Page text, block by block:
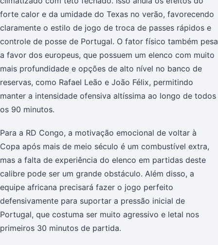
forte calor e da umidade do Texas no verão, favorecendo
claramente o estilo de jogo de troca de passes rápidos e
controle de posse de Portugal. O fator físico também pesa
a favor dos europeus, que possuem um elenco com muito
mais profundidade e opções de alto nível no banco de
reservas, como Rafael Leão e João Félix, permitindo
manter a intensidade ofensiva altíssima ao longo de todos
os 90 minutos.
Para a RD Congo, a motivação emocional de voltar à
Copa após mais de meio século é um combustível extra,
mas a falta de experiência do elenco em partidas deste
calibre pode ser um grande obstáculo. Além disso, a
equipe africana precisará fazer o jogo perfeito
defensivamente para suportar a pressão inicial de
Portugal, que costuma ser muito agressivo e letal nos
primeiros 30 minutos de partida.